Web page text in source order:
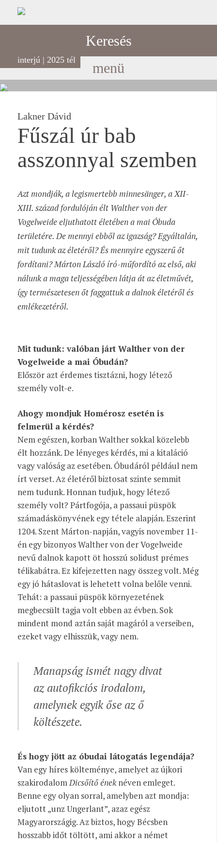
Keresés
menü
interjú | 2025 tél
Lakner Dávid
Fűszál úr bab
asszonnyal szemben
Azt mondják, a legismertebb minnesänger, a XII-
XIII. század fordulóján élt Walther von der
Vogelweide eljuthatott életében a mai Óbuda
területére. De mennyi ebből az igazság? Egyáltalán,
mit tudunk az életéről? És mennyire egyszerű őt
fordítani? Márton László író-műfordító az első, aki
nálunk a maga teljességében látja át az életművét,
így természetesen őt faggattuk a dalnok életéről és
emlékezetéről.
Mit tudunk: valóban járt Walther von der
Vogelweide a mai Óbudán?
Először azt érdemes tisztázni, hogy létező
személy volt-e.
Ahogy mondjuk Homérosz esetén is
felmerül a kérdés?
Nem egészen, korban Walther sokkal közelebb
élt hozzánk. De lényeges kérdés, mi a kitaláció
vagy valóság az esetében. Óbudáról például nem
írt verset. Az életéről biztosat szinte semmit
nem tudunk. Honnan tudjuk, hogy létező
személy volt? Pártfogója, a passaui püspök
számadáskönyvének egy tétele alapján. Eszerint
1204. Szent Márton-napján, vagyis november 11-
én egy bizonyos Walther von der Vogelweide
nevű dalnok kapott öt hosszú solidust prémes
télikabátra. Ez kifejezetten nagy összeg volt. Még
egy jó hátaslovat is lehetett volna belőle venni.
Tehát: a passaui püspök környezetének
megbecsült tagja volt ebben az évben. Sok
mindent mond aztán saját magáról a verseiben,
ezeket vagy elhisszük, vagy nem.
Manapság ismét nagy divat
az autofikciós irodalom,
amelynek egyik őse az ő
költészete.
És hogy jött az óbudai látogatás legendája?
Van egy híres költeménye, amelyet az újkori
szakirodalomDicsőítő éneknéven emleget.
Benne egy olyan sorral, amelyben azt mondja:
eljutott „unz Ungerlant”, azaz egész
Magyarországig. Az biztos, hogy Bécsben
hosszabb időt töltött, ami akkor a német